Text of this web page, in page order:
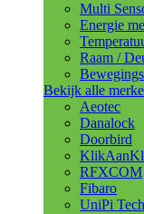
Multi
Energie
Raam /
Bekijk alle
Aeotec
Danalock
Doorbird
RFXCOM
Fibaro
UniPi